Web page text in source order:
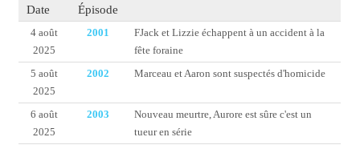
Date
Épisode
4 août
2025
2001
FJack et Lizzie échappent à un accident à la
fête foraine
5 août
2025
2002 Marceau et Aaron sont suspectés d'homicide
6 août
2025
2003
Nouveau meurtre, Aurore est sûre c'est un
tueur en série